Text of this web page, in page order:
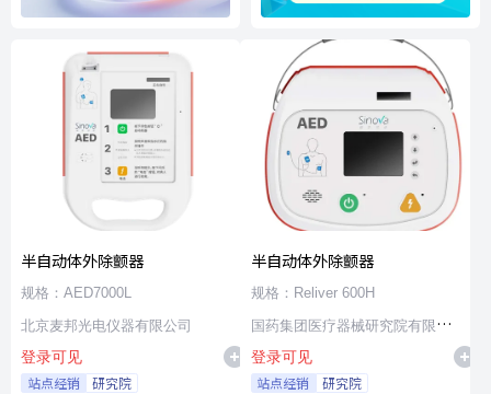
半自动体外除颤器
规格：AED7000L
北京麦邦光电仪器有限公司
登录可见
站点经销 研究院
半自动体外除颤器
规格：Reliver 600H
国药集团医疗器械研究院有限公
司
登录可见
站点经销 研究院